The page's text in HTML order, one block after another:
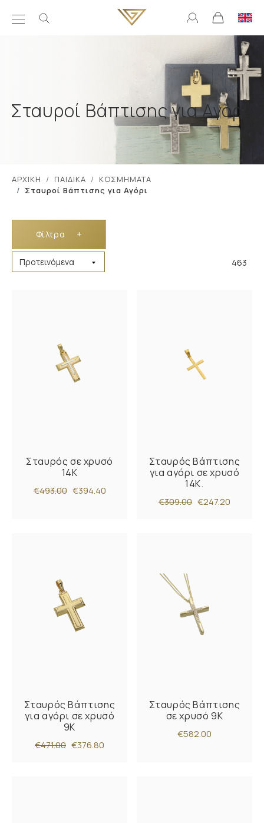
Σταυροί Βάπτισης για Αγόρι
ΑΡΧΙΚΗ ΠΑΙΔΙΚΑ
ΚΟΣΜΗΜΑΤΑ
Σταυροί Βάπτισης για Αγόρι
Φίλτρα +
463
Σταυρός σε χρυσό
14Κ
€493.00 €394.40
Σταυρός Βάπτισης
για αγόρι σε χρυσό
14Κ.
€309.00 €247.20
Σταυρός Βάπτισης
για αγόρι σε χρυσό
9Κ
€471.00 €376.80
Σταυρός Βάπτισης
σε χρυσό 9Κ
€582.00